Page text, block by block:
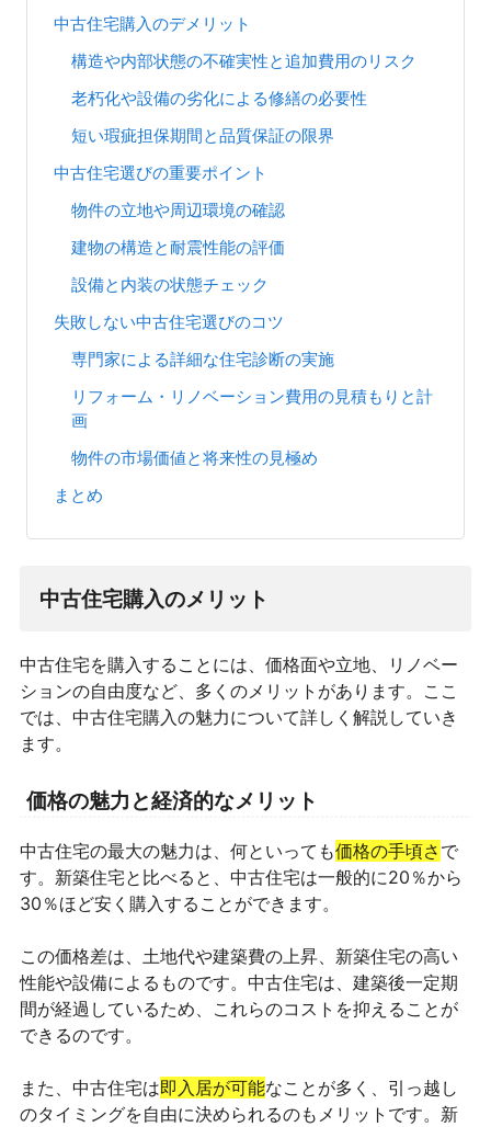
中古住宅購入のデメリット
構造や内部状態の不確実性と追加費用のリスク
老朽化や設備の劣化による修繕の必要性
短い瑕疵担保期間と品質保証の限界
中古住宅選びの重要ポイント
物件の立地や周辺環境の確認
建物の構造と耐震性能の評価
設備と内装の状態チェック
失敗しない中古住宅選びのコツ
専門家による詳細な住宅診断の実施
リフォーム・リノベーション費用の見積もりと計
画
物件の市場価値と将来性の見極め
まとめ
中古住宅購入のメリット
中古住宅を購入することには、価格面や立地、リノベー
ションの自由度など、多くのメリットがあります。ここ
では、中古住宅購入の魅力について詳しく解説していき
ます。
価格の魅力と経済的なメリット
中古住宅の最大の魅力は、何といっても価格の手頃さ で
す。新築住宅と比べると、中古住宅は一般的に20％から
30％ほど安く購入することができます。
この価格差は、土地代や建築費の上昇、新築住宅の高い
性能や設備によるものです。中古住宅は、建築後一定期
間が経過しているため、これらのコストを抑えることが
できるのです。
また、中古住宅は即入居が可能なことが多く、引っ越し
のタイミングを自由に決められるのもメリットです。新